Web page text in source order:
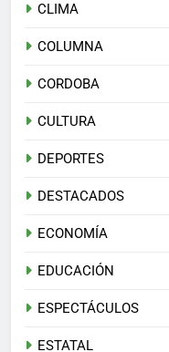
CLIMA
COLUMNA
CORDOBA
CULTURA
DEPORTES
DESTACADOS
ECONOMÍA
EDUCACIÓN
ESPECTÁCULOS
ESTATAL